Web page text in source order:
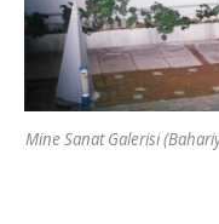
Mine Sanat Galerisi